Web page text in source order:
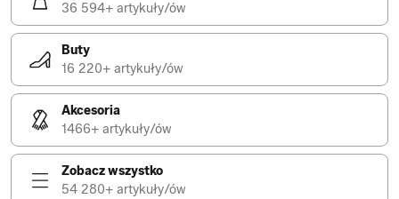
36 594+ artykuły/ów
Buty
16 220+ artykuły/ów
Akcesoria
1466+ artykuły/ów
Zobacz wszystko
54 280+ artykuły/ów